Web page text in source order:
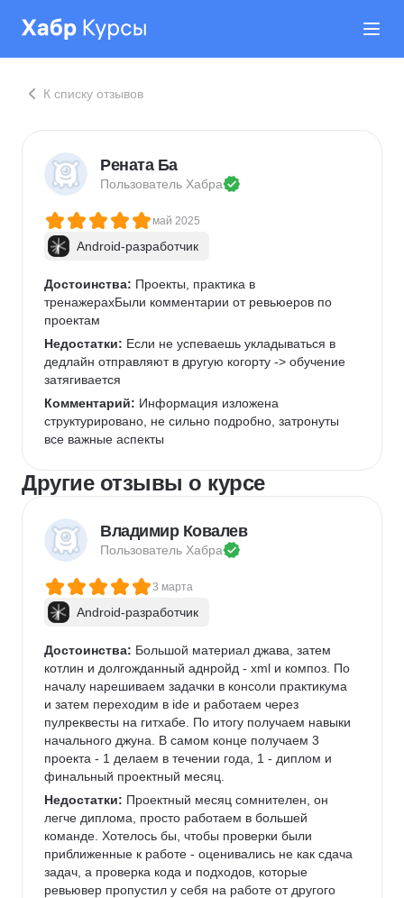
К списку отзывов
Рената Ба
Пользователь Хабра
май 2025
Android-разработчик
Достоинства: Проекты, практика в
тренажерахБыли комментарии от ревьюеров по
проектам
Недостатки: Если не успеваешь укладываться в
дедлайн отправляют в другую когорту -> обучение
затягивается
Комментарий: Информация изложена
структурировано, не сильно подробно, затронуты
все важные аспекты
Другие отзывы о курсе
Владимир Ковалев
Пользователь Хабра
3 марта
Android-разработчик
Достоинства: Большой материал джава, затем
котлин и долгожданный аднройд - xml и композ. По
началу нарешиваем задачки в консоли практикума
и затем переходим в ide и работаем через
пулреквесты на гитхабе. По итогу получаем навыки
начального джуна. В самом конце получаем 3
проекта - 1 делаем в течении года, 1 - диплом и
финальный проектный месяц.
Недостатки: Проектный месяц сомнителен, он
легче диплома, просто работаем в большей
команде. Хотелось бы, чтобы проверки были
приближенные к работе - оценивались не как сдача
задач, а проверка кода и подходов, которые
ревьювер пропустил у себя на работе от другого